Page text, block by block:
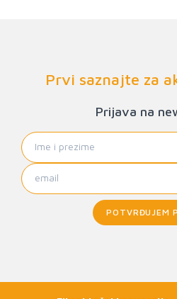
Prvi saznajte za
Prijava na
POTVRĐUJEM